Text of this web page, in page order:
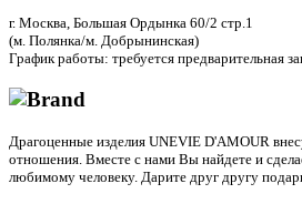
г. Москва, Большая Ордынка 60/2 стр.1
(м. Полянка/м. Добрынинская)
График работы: требуется предварительная
Драгоценные изделия UNEVIE D'AMOUR
отношения. Вместе с нами Вы найдете и
любимому человеку. Дарите друг другу